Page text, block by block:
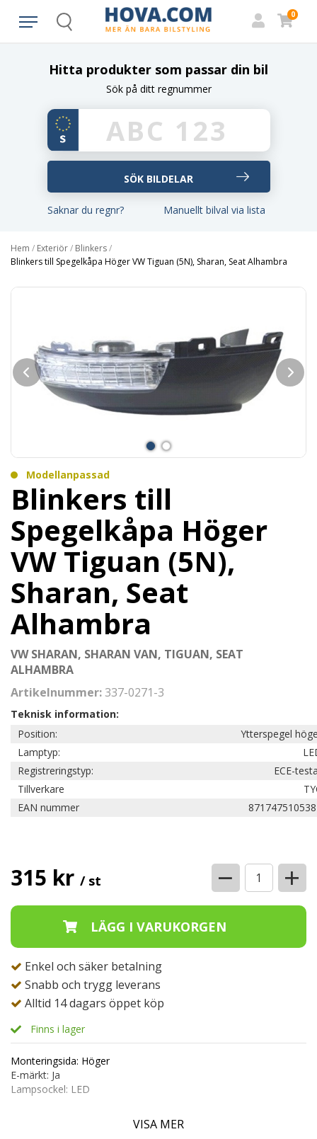
Search
0
Hitta produkter som passar din bil
Sök på ditt regnummer
Saknar du regnr? Manuellt bilval via lista
Hem / Exteriör/ Blinkers/
Blinkers till Spegelkåpa Höger VW Tiguan (5N), Sharan, Seat Alhambra
Modellanpassad
Blinkers till
Spegelkåpa Höger
VW Tiguan (5N),
Sharan, Seat
Alhambra
VW SHARAN, SHARAN VAN, TIGUAN, SEAT
ALHAMBRA
Artikelnummer:337-0271-3
Teknisk information:
Position:
Ytterspegel
Lamptyp:
Registreringstyp:
ECE-
Tillverkare
EAN nummer
315 kr / st − +
Enkel och säker betalning
Snabb och trygg leverans
Alltid 14 dagars öppet köp
Finns i lager
Monteringsida: Höger
E-märkt: Ja
Lampsockel: LED
VW Tiguan (5N) Facelift mellan 01.2009-2017
VISA MER